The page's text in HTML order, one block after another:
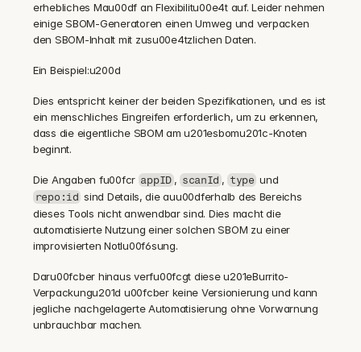
erhebliches Mau00df an Flexibilitu00e4t auf. Leider nehmen
einige SBOM-Generatoren einen Umweg und verpacken
den SBOM-Inhalt mit zusu00e4tzlichen Daten.
Ein Beispiel:u200d
Dies entspricht keiner der beiden Spezifikationen, und es ist
ein menschliches Eingreifen erforderlich, um zu erkennen,
dass die eigentliche SBOM am u201esbomu201c-Knoten
beginnt.
Die Angaben fu00fcr appID, scanId , type
repo:id sind Details, die auu00dferhalb des Bereichs
dieses Tools nicht anwendbar sind. Dies macht die
automatisierte Nutzung einer solchen SBOM zu einer
improvisierten Notlu00f6sung.
Daru00fcber hinaus verfu00fcgt diese u201eBurrito-
Verpackungu201d u00fcber keine Versionierung und kann
jegliche nachgelagerte Automatisierung ohne Vorwarnung
unbrauchbar machen.